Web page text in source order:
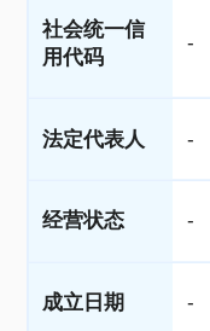
社会统一信
用代码
-
法定代表人 -
经营状态 -
成立日期 -